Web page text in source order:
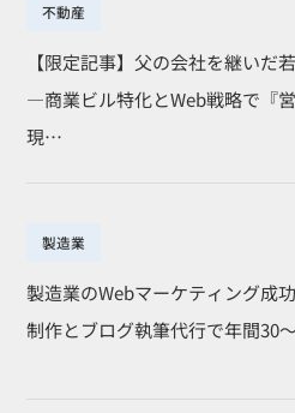
不動産
【限定記事】父の会社を継いだ
―商業ビル特化とWeb戦略で『
現…
製造業
製造業のWebマーケティング成
制作とブログ執筆代行で年間30